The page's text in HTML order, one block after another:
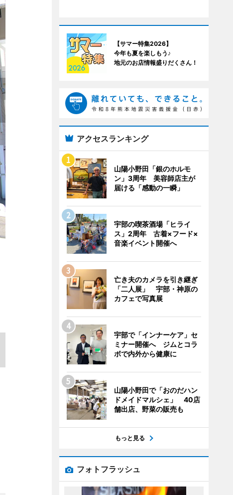
【サマー特集2026】
今年も夏を楽しもう♪
地元のお店情報盛りだくさん！
アクセスランキング
山陽小野田「銀のホルモ
ン」3周年 美容師店主が
届ける「感動の一瞬」
宇部の喫茶酒場「ヒライ
ス」2周年 古着×フード×
音楽イベント開催へ
亡き夫のカメラを引き継ぎ
「二人展」 宇部・神原の
カフェで写真展
宇部で「インナーケア」セ
ミナー開催へ ジムとコラ
ボで内外から健康に
山陽小野田で「おのだハン
ドメイドマルシェ」 40店
舗出店、野菜の販売も
もっと見る
フォトフラッシュ